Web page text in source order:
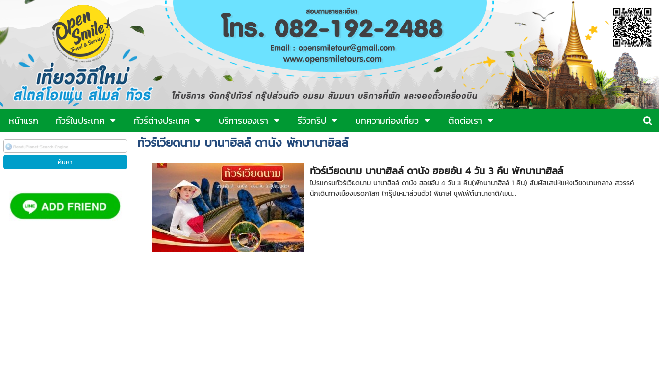
หน้าแรก ทัวร์ในประเทศ ทัวร์ต่างประเทศ บริการของเรา รีวิวทริป บทความท่องเที่ยว ติดต่อเรา
ทัวร์เวียดนาม บานาฮิลล์ ดานัง พักบานาฮิลล์
ทัวร์เวียดนาม บานาฮิลล์ ดานัง ฮอยอัน 4 วัน 3 คืน พักบานาฮิลล์
โปรแกรมทัวร์เวียดนาม บานาฮิลล์ ดานัง ฮอยอัน 4 วัน 3 คืน(พักบานาฮิลล์ 1 คืน) สัมผัสเสน่ห์แห่งเวียดนามกลาง สวรรค์
นักเดินทางเมืองมรดกโลก (กรุ๊ปเหมาส่วนตัว) พิเศษ! บุฟเฟ่ต์นานาชาติ/เมน...